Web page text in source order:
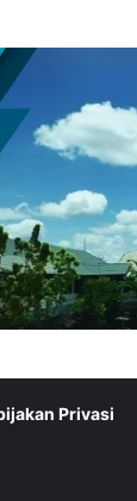
Privasi